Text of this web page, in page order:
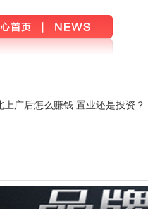
上广后怎么赚钱 置业还是投资？